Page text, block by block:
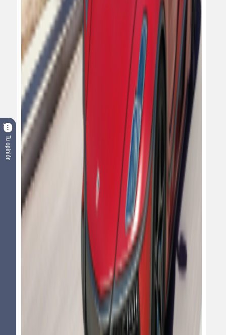
Tu opinión